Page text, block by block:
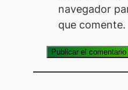
navegador
que comente.